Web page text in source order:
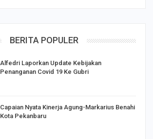
BERITA POPULER
Alfedri Laporkan Update Kebijakan
Penanganan Covid 19 Ke Gubri
Capaian Nyata Kinerja Agung-Markarius Benahi
Kota Pekanbaru